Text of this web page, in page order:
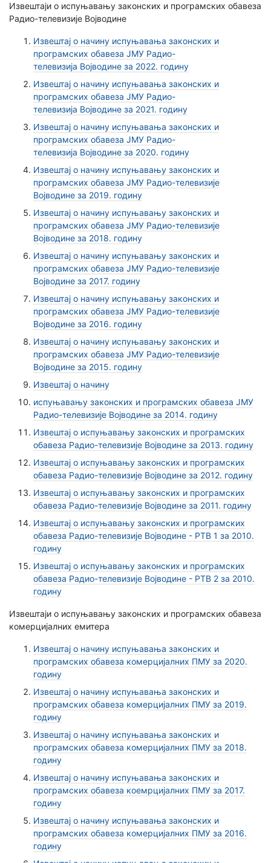
Извештаји о испуњавању законских и програмских обавеза
Радио-телевизије Војводине
Извештај о начину испуњавања законских и
програмских обавеза ЈМУ Радио-
телевизија Војводине за 2022. годину
Извештај о начину испуњавања законских и
програмских обавеза ЈМУ Радио-
телевизија Војводине за 2021. годину
Извештај о начину испуњавања законских и
програмских обавеза ЈМУ Радио-
телевизија Војводине за 2020. годину
Извештај о начину испуњавању законских и
програмских обавеза ЈМУ Радио-телевизије
Војводине за 2019. годину
Извештај о начину испуњавању законских и
програмских обавеза ЈМУ Радио-телевизије
Војводине за 2018. годину
Извештај о начину испуњавању законских и
програмских обавеза ЈМУ Радио-телевизије
Војводине за 2017. годину
Извештај о начину испуњавању законских и
програмских обавеза ЈМУ Радио-телевизије
Војводине за 2016. годину
Извештај о начину испуњавању законских и
програмских обавеза ЈМУ Радио-телевизије
Војводине за 2015. годину
Извештај о начину
испуњавању законских и програмских обавеза ЈМУ
Радио-телевизије Војводине за 2014. годину
Извештај о испуњавању законских и програмских
обавеза Радио-телевизије Војводине за 2013. годину
Извештај о испуњавању законских и програмских
обавеза Радио-телевизије Војводине за 2012. годину
Извештај о испуњавању законских и програмских
обавеза Радио-телевизије Војводине за 2011. годину
Извештај о испуњавању законских и програмских
обавеза Радио-телевизије Војводине - РТВ 1 за 2010.
годину
Извештај о испуњавању законских и програмских
обавеза Радио-телевизије Војводине - РТВ 2 за 2010.
годину
Извештаји о испуњавању законских и програмских обавеза
комерцијалних емитера
Извештај о начину испуњавања законских и
програмских обавеза комерцијалних ПМУ за 2020.
годину
Извештај о начину испуњавања законских и
програмских обавеза комерцијалних ПМУ за 2019.
годину
Извештај о начину испуњавања законских и
програмских обавеза комерцијалних ПМУ за 2018.
годину
Извештај о начину испуњавања законских и
програмских обавеза коемрцијалних ПМУ за 2017.
годину
Извештај о начину испуњавања законских и
програмских обавеза комерцијалних ПМУ за 2016.
годину